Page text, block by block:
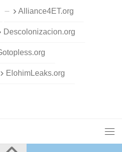
Alliance4ET.org
Descolonizacion.org
ElohimLeaks.org